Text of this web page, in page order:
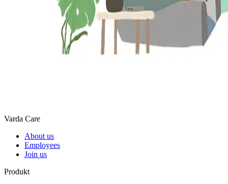
Varda Care
About us
Employees
Join us
Produkt